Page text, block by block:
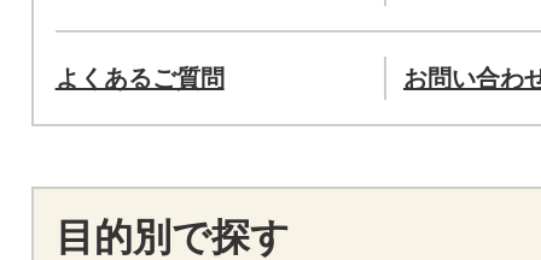
よくあるご質問 お問い合わ
目的別で探す